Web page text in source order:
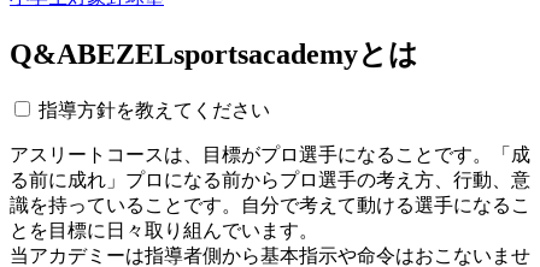
Q&ABEZELsportsacademyとは
指導方針を教えてください
アスリートコースは、目標がプロ選手になることです。「成
る前に成れ」プロになる前からプロ選手の考え方、行動、意
識を持っていることです。自分で考えて動ける選手になるこ
とを目標に日々取り組んでいます。
当アカデミーは指導者側から基本指示や命令はおこないませ